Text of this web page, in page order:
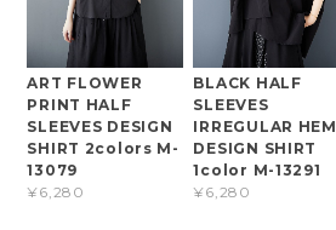
ART FLOWER
PRINT HALF
SLEEVES DESIGN
SHIRT 2colors M-
13079
¥6,280
BLACK HALF
SLEEVES
IRREGULAR HEM
DESIGN SHIRT
1color M-13291
¥6,280